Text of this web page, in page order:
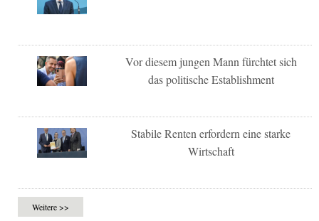
Vor diesem jungen Mann fürchtet sich
das politische Establishment
Stabile Renten erfordern eine starke
Wirtschaft
Weitere >>